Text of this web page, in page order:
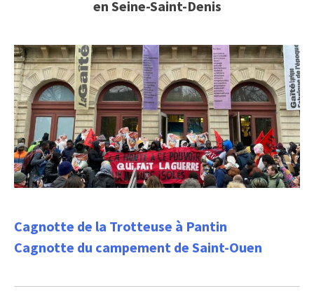
en Seine-Saint-Denis
Cagnotte de la Trotteuse à Pantin
Cagnotte du campement de Saint-Ouen